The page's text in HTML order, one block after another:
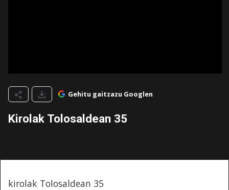
Gehitu gaitzazu Googlen
Kirolak Tolosaldean 35
kirolak Tolosaldean 35